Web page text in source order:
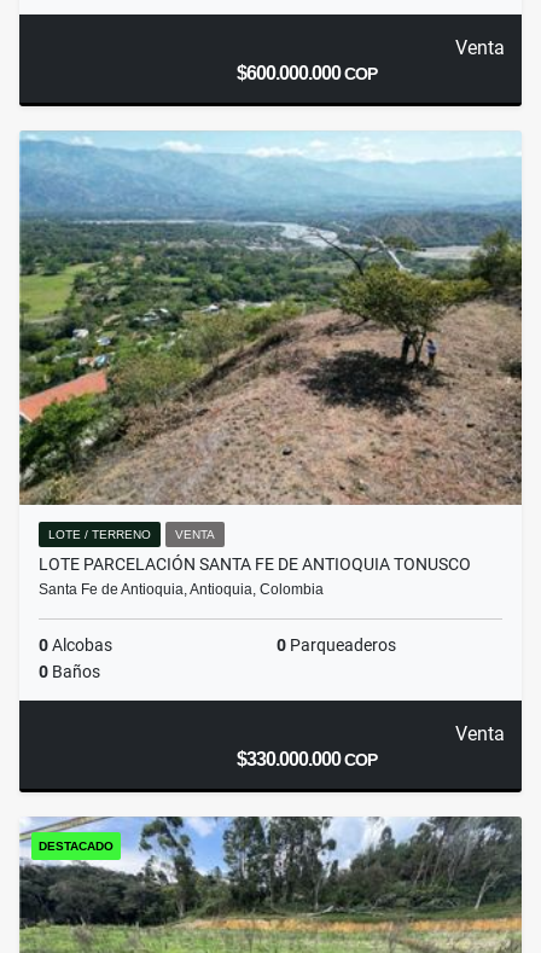
Venta
$600.000.000COP
LOTE / TERRENO VENTA
LOTE PARCELACIÓN SANTA FE DE ANTIOQUIA TONUSCO
Santa Fe de Antioquia, Antioquia, Colombia
0Alcobas 0 Parqueaderos
0 Baños
Venta
$330.000.000COP
DESTACADO